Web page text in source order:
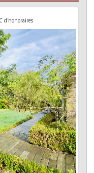
d'honoraires